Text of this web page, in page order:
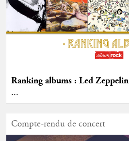
Ranking albums : Led Zeppelin
...
Compte-rendu de concert